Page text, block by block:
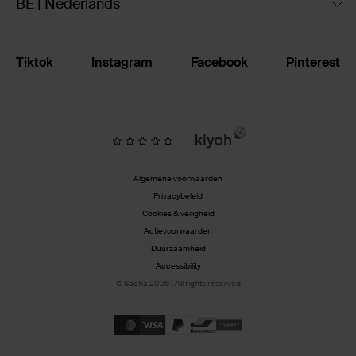
BE | Nederlands
Tiktok Instagram Facebook Pinterest
Algemene voorwaarden
Privacybeleid
Cookies & veiligheid
Actievoorwaarden
Duurzaamheid
Accessibility
© Sacha 2026 | All rights reserved